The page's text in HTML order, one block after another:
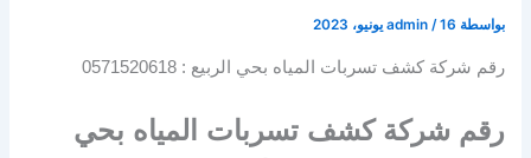
بواسطة admin /16 يونيو، 2023
رقم شركة كشف تسربات المياه بحي الربيع : 0571520618
رقم شركة كشف تسربات المياه بحي